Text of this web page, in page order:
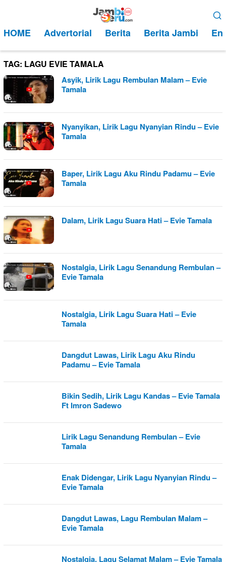
kontenMobile
HOME Advertorial Berita Berita Jambi
TAG: LAGU EVIE TAMALA
Asyik, Lirik Lagu Rembulan Malam – Evie
Tamala
Nyanyikan, Lirik Lagu Nyanyian Rindu – Evie
Tamala
Baper, Lirik Lagu Aku Rindu Padamu – Evie
Tamala
Dalam, Lirik Lagu Suara Hati – Evie Tamala
Nostalgia, Lirik Lagu Senandung Rembulan –
Evie Tamala
Nostalgia, Lirik Lagu Suara Hati – Evie
Tamala
Dangdut Lawas, Lirik Lagu Aku Rindu
Padamu – Evie Tamala
Bikin Sedih, Lirik Lagu Kandas – Evie Tamala
Ft Imron Sadewo
Lirik Lagu Senandung Rembulan – Evie
Tamala
Enak Didengar, Lirik Lagu Nyanyian Rindu –
Evie Tamala
Dangdut Lawas, Lagu Rembulan Malam –
Evie Tamala
Nostalgia, Lagu Selamat Malam – Evie Tamala